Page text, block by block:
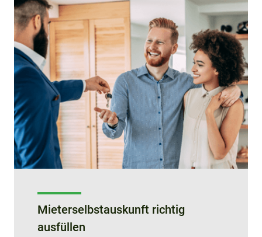
Mieterselbstauskunft richtig
ausfüllen